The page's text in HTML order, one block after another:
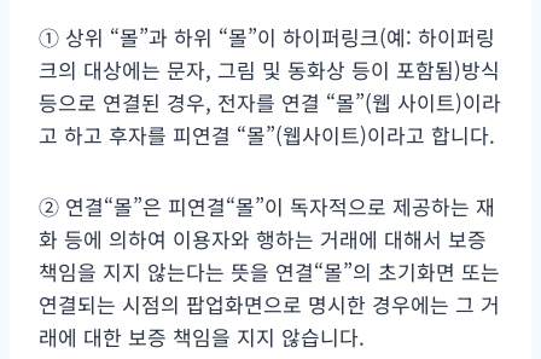
① 상위 “몰”과 하위 “몰”이 하이퍼링크(예: 하이퍼링
크의 대상에는 문자, 그림 및 동화상 등이 포함됨)방식
등으로 연결된 경우, 전자를 연결 “몰”(웹 사이트)이라
고 하고 후자를 피연결 “몰”(웹사이트)이라고 합니다.
② 연결“몰”은 피연결“몰”이 독자적으로 제공하는 재
화 등에 의하여 이용자와 행하는 거래에 대해서 보증
책임을 지지 않는다는 뜻을 연결“몰”의 초기화면 또는
연결되는 시점의 팝업화면으로 명시한 경우에는 그 거
래에 대한 보증 책임을 지지 않습니다.